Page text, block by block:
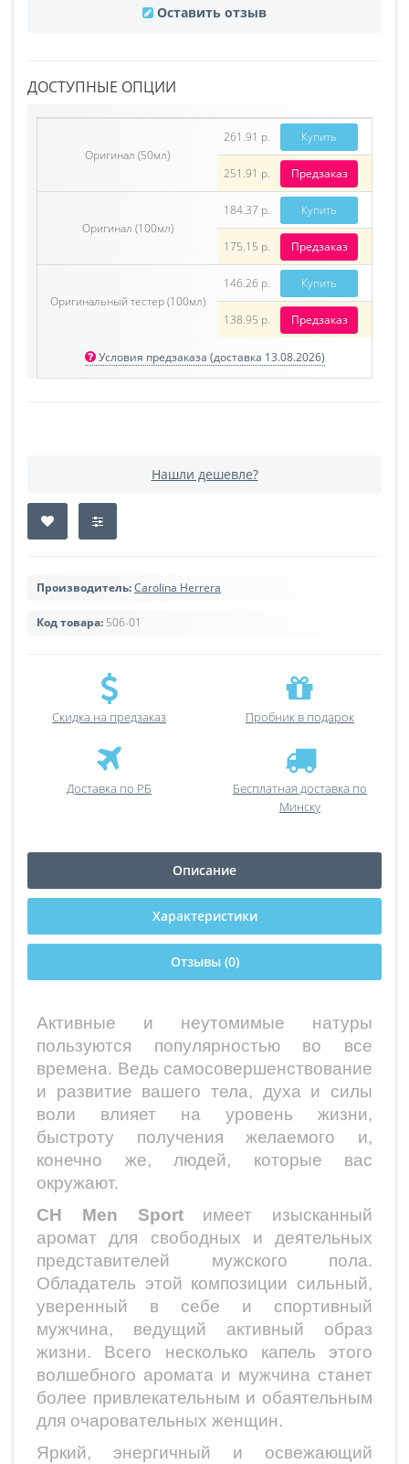
Оставить отзыв
ДОСТУПНЫЕ ОПЦИИ
Оригинал (50мл)
261.91 р. Купить
251.91 р. Предзаказ
Оригинал (100мл)
184.37 р. Купить
175.15 р. Предзаказ
Оригинальный тестер (100мл)
146.26 р. Купить
138.95 р. Предзаказ
Условия предзаказа (доставка 13.08.2026)
Нашли дешевле?
Производитель:Carolina Herrera
Код товара: 506-01
Скидка на предзаказ Пробник в подарок
Доставка по РБ
Бесплатная доставка по
Минску
Описание
Характеристики
Отзывы (0)
Активные и неутомимые натуры
пользуются популярностью во все
времена. Ведь самосовершенствование
и развитие вашего тела, духа и силы
воли влияет на уровень жизни,
быстроту получения желаемого и,
конечно же, людей, которые вас
окружают.
CH Men Sportимеет изысканный
аромат для свободных и деятельных
представителей мужского пола.
Обладатель этой композиции сильный,
уверенный в себе и спортивный
мужчина, ведущий активный образ
жизни. Всего несколько капель этого
волшебного аромата и мужчина станет
более привлекательным и обаятельным
для очаровательных женщин.
Яркий, энергичный и освежающий